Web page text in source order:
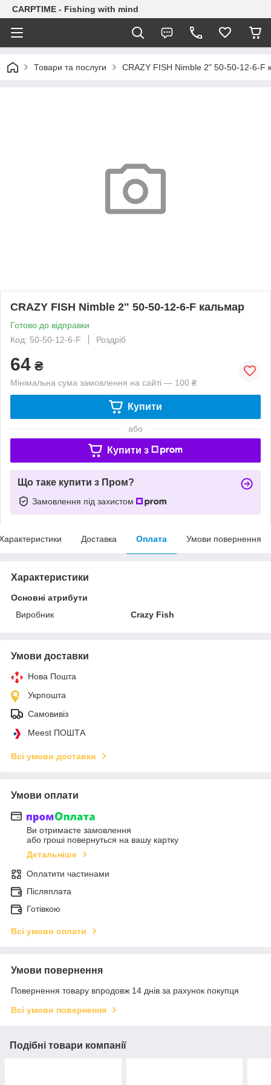
CARPTIME - Fishing with mind
Товари та послуги CRAZY FISH Nimble 2" 50-50-12-6-F
CRAZY FISH Nimble 2" 50-50-12-6-F кальмар
Готово до відправки
Код: 50-50-12-6-F
Роздріб
64 ₴
Мінімальна сума замовлення на сайті — 100 ₴
Купити
або
Купити з
Що таке купити з Пром?
Замовлення під захистом
Доставка Оплата Умови повернення
Характеристики
Основні атрибути
Виробник
Crazy Fish
Умови доставки
Нова Пошта
Укрпошта
Самовивіз
Meest ПОШТА
Всі умови доставки
Умови оплати
Ви отримаєте замовлення
або гроші повернуться на вашу картку
Детальніше
Оплатити частинами
Післяплата
Готівкою
Всі умови оплати
Умови повернення
Повернення товару впродовж 14 днів за рахунок покупця
Всі умови повернення
Подібні товари компанії